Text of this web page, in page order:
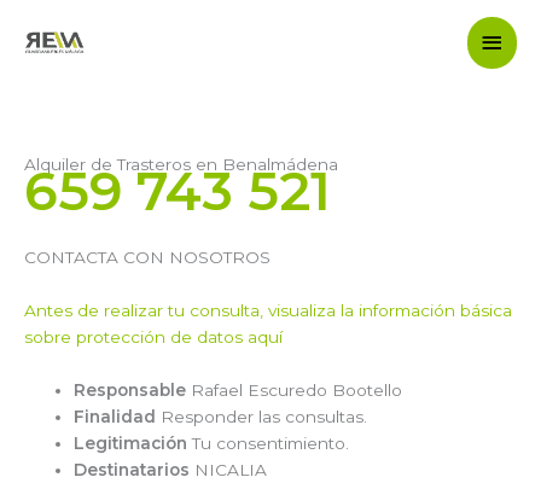
Alquiler de Trasteros en Benalmádena
659 743 521
CONTACTA CON NOSOTROS
Antes de realizar tu consulta, visualiza la información básica
sobre protección de datos aquí
Responsable Rafael Escuredo Bootello
Finalidad Responder las consultas.
Legitimación Tu consentimiento.
Destinatarios NICALIA